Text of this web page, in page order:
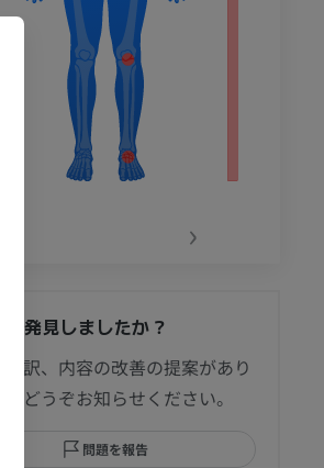
›
を発見しましたか？
訳、内容の改善の提案があり
らどうぞお知らせください。
問題を報告